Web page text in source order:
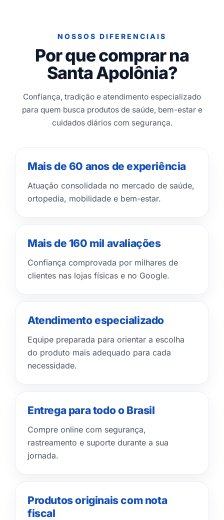
NOSSOS DIFERENCIAIS
Por que comprar na
Santa Apolônia?
Confiança, tradição e atendimento especializado
para quem busca produtos de saúde, bem-estar e
cuidados diários com segurança.
Mais de 60 anos de experiência
Atuação consolidada no mercado de saúde,
ortopedia, mobilidade e bem-estar.
Mais de 160 mil avaliações
Confiança comprovada por milhares de
clientes nas lojas físicas e no Google.
Atendimento especializado
Equipe preparada para orientar a escolha
do produto mais adequado para cada
necessidade.
Entrega para todo o Brasil
Compre online com segurança,
rastreamento e suporte durante a sua
jornada.
Produtos originais com nota
fiscal